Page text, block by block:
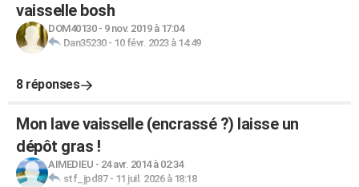
vaisselle bosh
DOM40130- 9 nov. 2019 à 17:04
Dan35230- 10 févr. 2023 à 14:49
8 réponses
Mon lave vaisselle (encrassé ?) laisse un
dépôt gras !
AIMEDIEU - 24 avr. 2014 à 02:34
stf_jpd87- 11 juil. 2026 à 18:18